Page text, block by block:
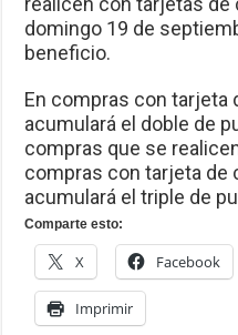
domingo 19 de
beneficio.
En compras con tarjeta
acumulará el doble de
compras que se
compras con tarjeta de
acumulará el triple de
Comparte esto:
X Facebook
Imprimir